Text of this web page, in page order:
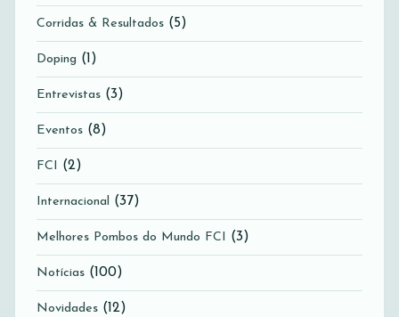
Corridas & Resultados (5)
Doping (1)
Entrevistas (3)
Eventos (8)
FCI (2)
Internacional (37)
Melhores Pombos do Mundo FCI (3)
Notícias (100)
Novidades (12)